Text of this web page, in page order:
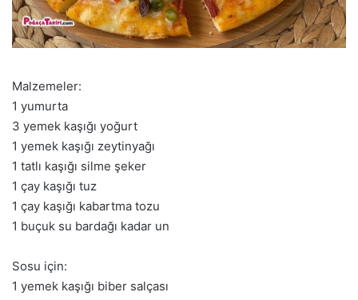
Malzemeler:
1 yumurta
3 yemek kaşığı yoğurt
1 yemek kaşığı zeytinyağı
1 tatlı kaşığı silme şeker
1 çay kaşığı tuz
1 çay kaşığı kabartma tozu
1 buçuk su bardağı kadar un
Sosu için:
1 yemek kaşığı biber salçası